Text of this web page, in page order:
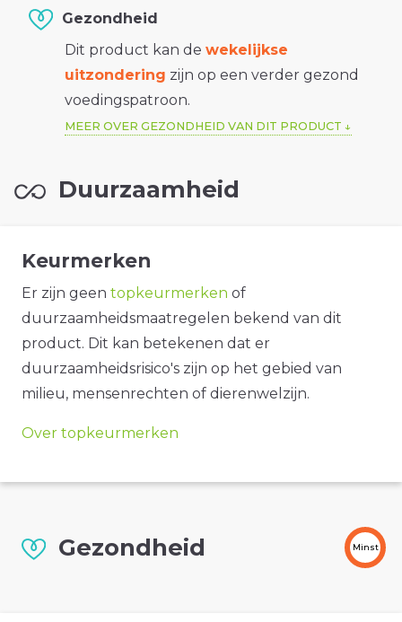
Gezondheid
Dit product kan de wekelijkse
uitzondering zijn op een verder gezond
voedingspatroon.
MEER OVER GEZONDHEID VAN DIT PRODUCT
Duurzaamheid
Keurmerken
Er zijn geen topkeurmerken of
duurzaamheidsmaatregelen bekend van dit
product. Dit kan betekenen dat er
duurzaamheidsrisico's zijn op het gebied van
milieu, mensenrechten of dierenwelzijn.
Over topkeurmerken
Gezondheid Minst